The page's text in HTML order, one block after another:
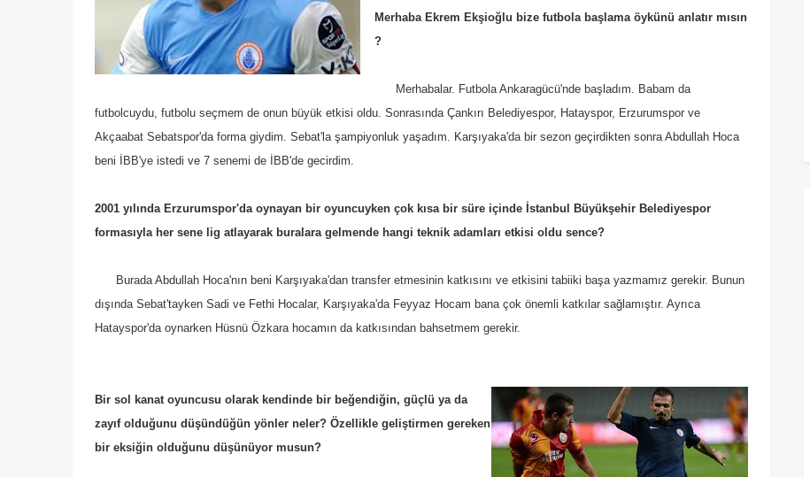
Merhaba Ekrem Ekşioğlu bize futbola başlama öykünü anlatır mısın
?
Merhabalar. Futbola Ankaragücü'nde başladım. Babam da
futbolcuydu, futbolu seçmem de onun büyük etkisi oldu. Sonrasında Çankırı Belediyespor, Hatayspor, Erzurumspor ve
Akçaabat Sebatspor'da forma giydim. Sebat'la şampiyonluk yaşadım. Karşıyaka'da bir sezon geçirdikten sonra Abdullah Hoca
beni İBB'ye istedi ve 7 senemi de İBB'de gecirdim.
2001 yılında Erzurumspor'da oynayan bir oyuncuyken çok kısa bir süre içinde İstanbul Büyükşehir Belediyespor
formasıyla her sene lig atlayarak buralara gelmende hangi teknik adamları etkisi oldu sence?
Burada Abdullah Hoca'nın beni Karşıyaka'dan transfer etmesinin katkısını ve etkisini tabiiki başa yazmamız gerekir. Bunun
dışında Sebat'tayken Sadi ve Fethi Hocalar, Karşıyaka'da Feyyaz Hocam bana çok önemli katkılar sağlamıştır. Ayrıca
Hatayspor'da oynarken Hüsnü Özkara hocamın da katkısından bahsetmem gerekir.
Bir sol kanat oyuncusu olarak kendinde bir beğendiğin, güçlü ya da
zayıf olduğunu düşündüğün yönler neler? Özellikle geliştirmen gereken
bir eksiğin olduğunu düşünüyor musun?